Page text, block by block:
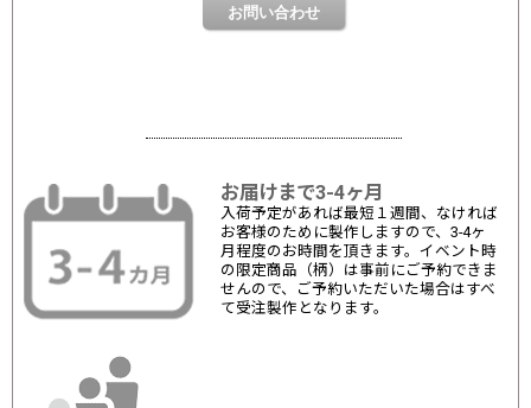
お届けまで3-4ヶ月
入荷予定があれば最短１週間、なければ
お客様のために製作しますので、3-4ヶ
月程度のお時間を頂きます。イベント時
の限定商品（柄）は事前にご予約できま
せんので、ご予約いただいた場合はすべ
て受注製作となります。